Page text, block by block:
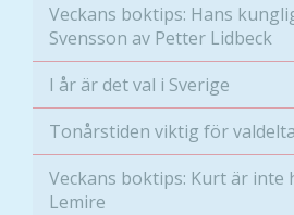
Veckans boktips: Hans
Svensson av Petter Lidbeck
I år är det val i Sverige
Tonårstiden viktig för
Veckans boktips: Kurt är inte
Lemire